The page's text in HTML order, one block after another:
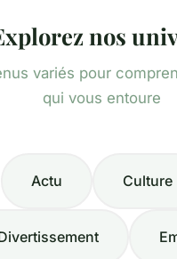
nos
variés pour
qui vous entoure
Actu Culture